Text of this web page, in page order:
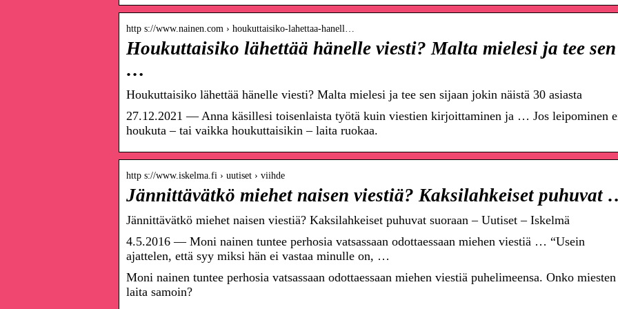
http s://www.nainen.com › houkuttaisiko-lahettaa-hanell…
Houkuttaisiko lähettää hänelle viesti? Malta mielesi ja tee sen
…
Houkuttaisiko lähettää hänelle viesti? Malta mielesi ja tee sen sijaan jokin näistä 30 asiasta
27.12.2021 — Anna käsillesi toisenlaista työtä kuin viestien kirjoittaminen ja … Jos leipominen
houkuta – tai vaikka houkuttaisikin – laita ruokaa.
http s://www.iskelma.fi › uutiset › viihde
Jännittävätkö miehet naisen viestiä? Kaksilahkeiset puhuvat
Jännittävätkö miehet naisen viestiä? Kaksilahkeiset puhuvat suoraan – Uutiset – Iskelmä
4.5.2016 — Moni nainen tuntee perhosia vatsassaan odottaessaan miehen viestiä … “Usein
ajattelen, että syy miksi hän ei vastaa minulle on, …
Moni nainen tuntee perhosia vatsassaan odottaessaan miehen viestiä puhelimeensa. Onko miesten
laita samoin?